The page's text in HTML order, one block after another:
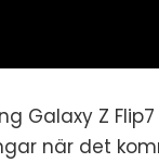
Galaxy Z
när det